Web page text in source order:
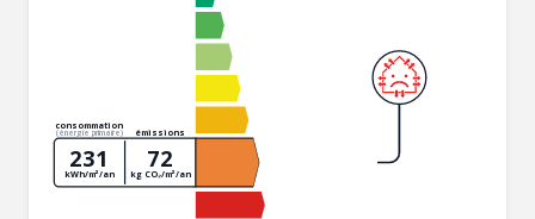
consommation
(énergie primaire) émissions
231
kWh/m²/an
72
kg CO₂/m²/an